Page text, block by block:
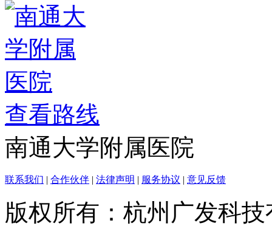
查看路线
南通大学附属医院
联系我们 | 合作伙伴 | 法律声明 | 服务协议 | 意见反馈
版权所有：杭州广发科